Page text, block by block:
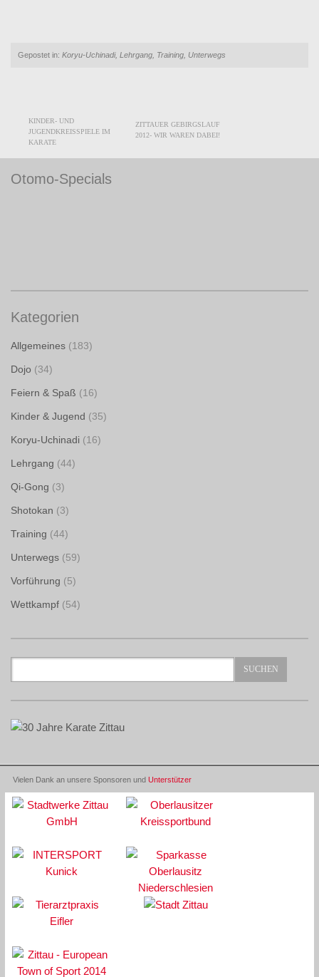
Gepostet in: Koryu-Uchinadi, Lehrgang Training Unterwegs
POST NAVIGATIONZITTAUER GEBIRGSLAUF
2012- WIR WAREN DABEI!
KINDER- UND
JUGENDKREISSPIELE IM
KARATE
Otomo-Specials
Kategorien
Allgemeines (183)
Dojo (34)
Feiern & Spaß (16)
Kinder & Jugend (35)
Koryu-Uchinadi (16)
Lehrgang (44)
Qi-Gong (3)
Shotokan (3)
Training (44)
Unterwegs (59)
Vorführung (5)
Wettkampf (54)
Vielen Dank an unsere Sponsoren und Unterstützer